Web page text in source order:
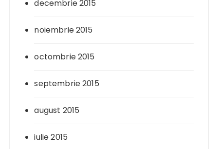
decembrie 2015
noiembrie 2015
octombrie 2015
septembrie 2015
august 2015
iulie 2015